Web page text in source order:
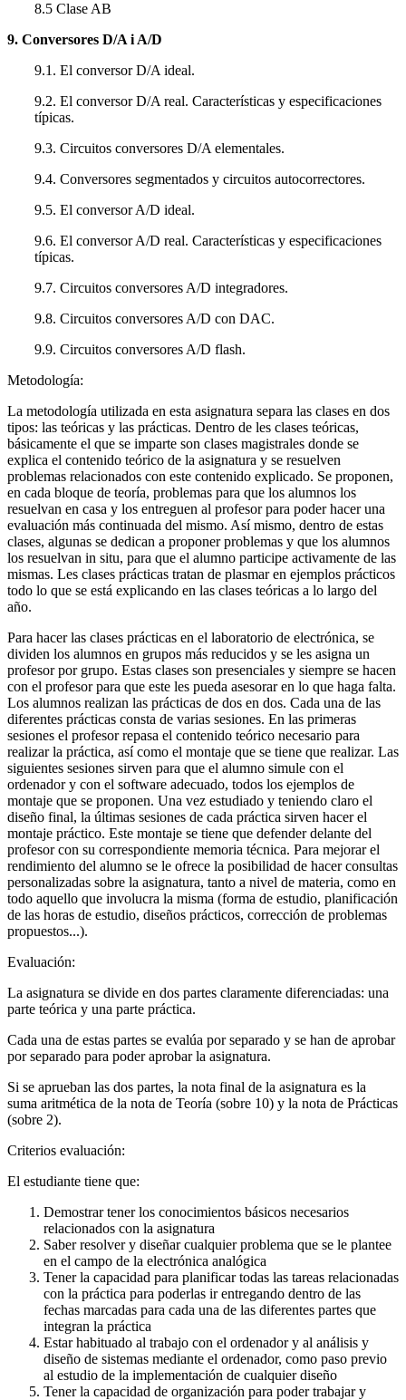
8.5 Clase AB
9. Conversores D/A i A/D
9.1. El conversor D/A ideal.
9.2. El conversor D/A real. Características y especificaciones
típicas.
9.3. Circuitos conversores D/A elementales.
9.4. Conversores segmentados y circuitos autocorrectores.
9.5. El conversor A/D ideal.
9.6. El conversor A/D real. Características y especificaciones
típicas.
9.7. Circuitos conversores A/D integradores.
9.8. Circuitos conversores A/D con DAC.
9.9. Circuitos conversores A/D flash.
Metodología:
La metodología utilizada en esta asignatura separa las clases en dos
tipos: las teóricas y las prácticas. Dentro de les clases teóricas,
básicamente el que se imparte son clases magistrales donde se
explica el contenido teórico de la asignatura y se resuelven
problemas relacionados con este contenido explicado. Se proponen,
en cada bloque de teoría, problemas para que los alumnos los
resuelvan en casa y los entreguen al profesor para poder hacer una
evaluación más continuada del mismo. Así mismo, dentro de estas
clases, algunas se dedican a proponer problemas y que los alumnos
los resuelvan in situ, para que el alumno participe activamente de las
mismas. Les clases prácticas tratan de plasmar en ejemplos prácticos
todo lo que se está explicando en las clases teóricas a lo largo del
año.
Para hacer las clases prácticas en el laboratorio de electrónica, se
dividen los alumnos en grupos más reducidos y se les asigna un
profesor por grupo. Estas clases son presenciales y siempre se hacen
con el profesor para que este les pueda asesorar en lo que haga falta.
Los alumnos realizan las prácticas de dos en dos. Cada una de las
diferentes prácticas consta de varias sesiones. En las primeras
sesiones el profesor repasa el contenido teórico necesario para
realizar la práctica, así como el montaje que se tiene que realizar. Las
siguientes sesiones sirven para que el alumno simule con el
ordenador y con el software adecuado, todos los ejemplos de
montaje que se proponen. Una vez estudiado y teniendo claro el
diseño final, la últimas sesiones de cada práctica sirven hacer el
montaje práctico. Este montaje se tiene que defender delante del
profesor con su correspondiente memoria técnica. Para mejorar el
rendimiento del alumno se le ofrece la posibilidad de hacer consultas
personalizadas sobre la asignatura, tanto a nivel de materia, como en
todo aquello que involucra la misma (forma de estudio, planificación
de las horas de estudio, diseños prácticos, corrección de problemas
propuestos...).
Evaluación:
La asignatura se divide en dos partes claramente diferenciadas: una
parte teórica y una parte práctica.
Cada una de estas partes se evalúa por separado y se han de aprobar
por separado para poder aprobar la asignatura.
Si se aprueban las dos partes, la nota final de la asignatura es la
suma aritmética de la nota de Teoría (sobre 10) y la nota de Prácticas
(sobre 2).
Criterios evaluación:
El estudiante tiene que:
Demostrar tener los conocimientos básicos necesarios
relacionados con la asignatura
Saber resolver y diseñar cualquier problema que se le plantee
en el campo de la electrónica analógica
Tener la capacidad para planificar todas las tareas relacionadas
con la práctica para poderlas ir entregando dentro de las
fechas marcadas para cada una de las diferentes partes que
integran la práctica
Estar habituado al trabajo con el ordenador y al análisis y
diseño de sistemas mediante el ordenador, como paso previo
al estudio de la implementación de cualquier diseño
Tener la capacidad de organización para poder trabajar y